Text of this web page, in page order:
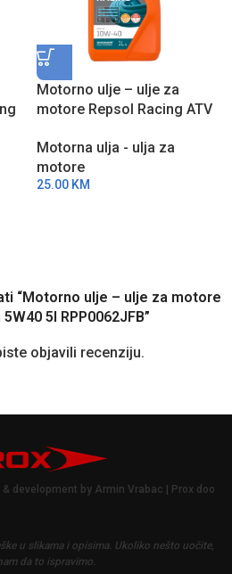
Motorno ulje – ulje za
motore Repsol Racing ATV
Motorna ulja - ulja za
motore
25.00 KM
“Motorno ulje – ulje za motore
5l RPP0062JFB”
objavili recenziju.
development by Armin Vrabac | Prox doo
u slikama i opisima. Ukoliko nešto uočite,
da to ispravimo.